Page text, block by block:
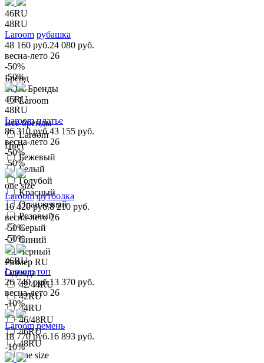
Бренд
ТОП-Бренды
Laroom
Все бренды
Laroom
Цвет
Бежевый
Белый
Голубой
Красный
Оранжевый
Розовый
Серый
Синий
Черный
Размер RU
Одежда
42/44RU
42RU
44RU
46/48RU
46RU
48RU
one size
46RU
48RU
Laroom рубашка
48 160 руб.24 080 руб.
весна-лето 26
-50%
-50%
46RU
48RU
Laroom платье
86 310 руб.43 155 руб.
весна-лето 26
-50%
-50%
one size
Laroom футболка
16 420 руб.8 210 руб.
весна-лето 26
-50%
-50%
46RU
Laroom топ
26 740 руб.13 370 руб.
весна-лето 26
-10%
Laroom ремень
18 770 руб.16 893 руб.
-10%